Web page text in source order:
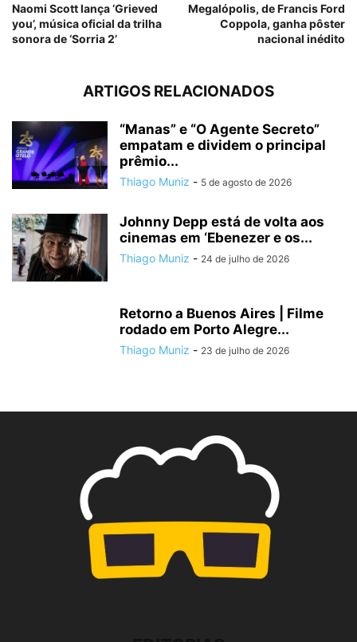
Naomi Scott lança ‘Grieved
you’, música oficial da trilha
sonora de ‘Sorria 2’
Megalópolis, de Francis Ford
Coppola, ganha pôster
nacional inédito
ARTIGOS RELACIONADOS
“Manas” e “O Agente Secreto”
empatam e dividem o principal
prêmio...
Thiago Muniz - 5 de agosto de 2026
Johnny Depp está de volta aos
cinemas em ‘Ebenezer e os...
Thiago Muniz - 24 de julho de 2026
Retorno a Buenos Aires | Filme
rodado em Porto Alegre...
Thiago Muniz - 23 de julho de 2026